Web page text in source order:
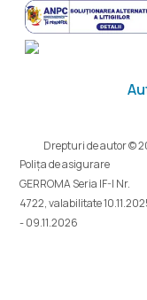
Drepturi de autor ©
Polița de asigurare
GERROMA Seria IF-I Nr.
4722, valabilitate
- 09.11.2026